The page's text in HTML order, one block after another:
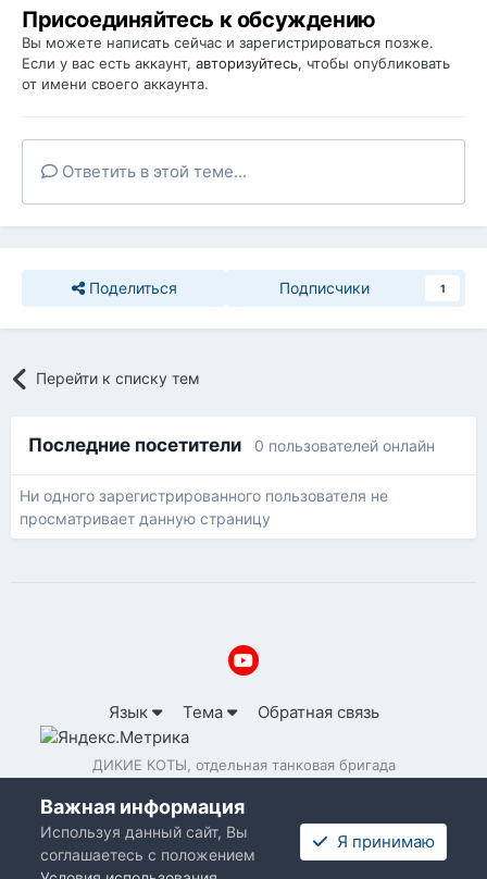
Присоединяйтесь к обсуждению
Вы можете написать сейчас и зарегистрироваться позже.
Если у вас есть аккаунт, авторизуйтесь, чтобы опубликовать
от имени своего аккаунта.
Ответить в этой теме...
Поделиться Подписчики 1
Перейти к списку тем
Последние посетители 0 пользователей онлайн
Ни одного зарегистрированного пользователя не
просматривает данную страницу
Язык Тема Обратная связь
ДИКИЕ КОТЫ, отдельная танковая бригада
Важная информация
Используя данный сайт, Вы
соглашаетесь с положением
Я принимаю